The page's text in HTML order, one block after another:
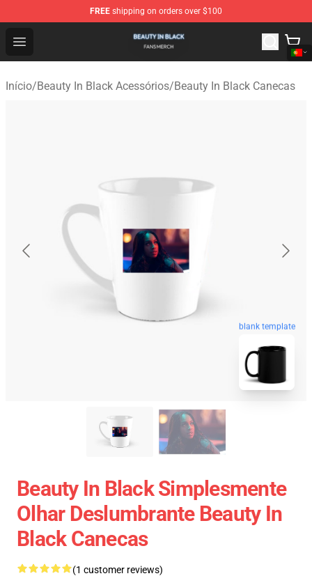
FREE shipping on orders over $100
Open menu
Beauty In Black Shop - Official Beauty In Black
Início/Beauty In Black Acessórios/Beauty In Black Canecas
blank template
Beauty In Black Simplesmente
Olhar Deslumbrante Beauty In
Black Canecas
(1 customer reviews)